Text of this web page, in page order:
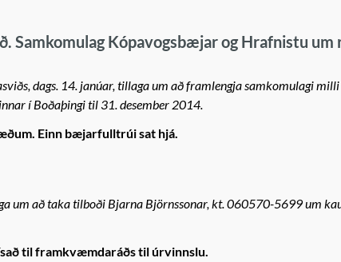
Samkomulag Kópavogsbæjar og Hrafnistu
dags. 14. janúar, tillaga um að framlengja samkomulagi milli
í Boðaþingi til 31. desember 2014.
Einn bæjarfulltrúi sat hjá.
um að taka tilboði Bjarna Björnssonar, kt. 060570-5699 um
til framkvæmdaráðs til úrvinnslu.